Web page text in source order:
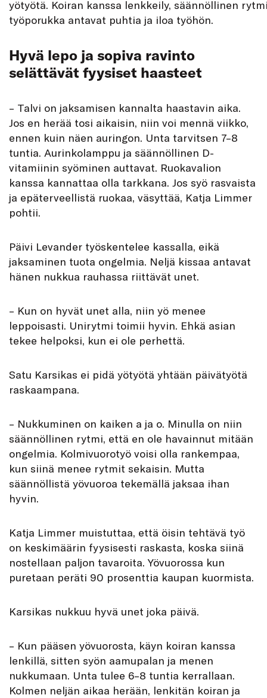
yötyötä. Koiran kanssa lenkkeily, säännöllinen
työporukka antavat puhtia ja iloa työhön.
Hyvä lepo ja sopiva ravinto
selättävät fyysiset haasteet
– Talvi on jaksamisen kannalta haastavin aika.
Jos en herää tosi aikaisin, niin voi mennä viikko,
ennen kuin näen auringon. Unta tarvitsen 7–8
tuntia. Aurinkolamppu ja säännöllinen D-
vitamiinin syöminen auttavat. Ruokavalion
kanssa kannattaa olla tarkkana. Jos syö rasvaista
ja epäterveellistä ruokaa, väsyttää, Katja Limmer
pohtii.
Päivi Levander työskentelee kassalla, eikä
jaksaminen tuota ongelmia. Neljä kissaa antavat
hänen nukkua rauhassa riittävät unet.
– Kun on hyvät unet alla, niin yö menee
leppoisasti. Unirytmi toimii hyvin. Ehkä asian
tekee helpoksi, kun ei ole perhettä.
Satu Karsikas ei pidä yötyötä yhtään päivätyötä
raskaampana.
– Nukkuminen on kaiken a ja o. Minulla on niin
säännöllinen rytmi, että en ole havainnut mitään
ongelmia. Kolmivuorotyö voisi olla rankempaa,
kun siinä menee rytmit sekaisin. Mutta
säännöllistä yövuoroa tekemällä jaksaa ihan
hyvin.
Katja Limmer muistuttaa, että öisin tehtävä työ
on keskimäärin fyysisesti raskasta, koska siinä
nostellaan paljon tavaroita. Yövuorossa kun
puretaan peräti 90 prosenttia kaupan kuormista.
Karsikas nukkuu hyvä unet joka päivä.
– Kun pääsen yövuorosta, käyn koiran kanssa
lenkillä, sitten syön aamupalan ja menen
nukkumaan. Unta tulee 6–8 tuntia kerrallaan.
Kolmen neljän aikaa herään, lenkitän koiran ja